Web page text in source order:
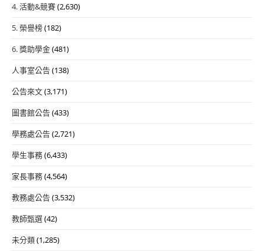
4. 活動&競賽(2,630)
5. 榮譽榜(182)
6. 獎助學金(481)
人事室公告(138)
公告來文(3,171)
圖書館公告(433)
學務處公告(2,721)
學生事務(6,433)
家長事務(4,564)
教務處公告(3,532)
教師甄選(42)
未分類(1,285)